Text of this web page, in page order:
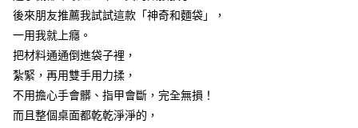
後付繳納相關費用。
※ 交易是否成功請以「AFTEE先享後付 」之結帳頁面顯示為準，若有關於
是否繳費成功／繳費後需取消欲退款等相關疑問，請聯繫「AFTEE先享後付
客戶支援中心」https://netprotections.freshdesk.com/support/home
【注意事項】
１．透過由恩沛科技股份有限公司提供之「AFTEE先享後付」服務完成之交
易，需依本服務之必要範圍內提供個人資料，並將交易相關給付款項請求債
宅配
每筆NT$100，滿NT$799(含以上)免運費
離島宅配
每筆NT$150
後來朋友推薦我試試這款「神奇和麵袋」，
一用我就上癮。
把材料通通倒進袋子裡，
紮緊，再用雙手用力揉，
不用擔心手會髒、指甲會斷，完全無損！
而且整個桌面都乾乾淨淨的，